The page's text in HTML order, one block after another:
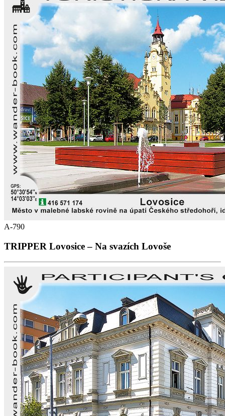
A-790
TRIPPER Lovosice – Na svazích Lovoše